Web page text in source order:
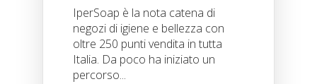
IperSoap è la nota catena di
negozi di igiene e bellezza con
oltre 250 punti vendita in tutta
Italia. Da poco ha iniziato un
percorso...